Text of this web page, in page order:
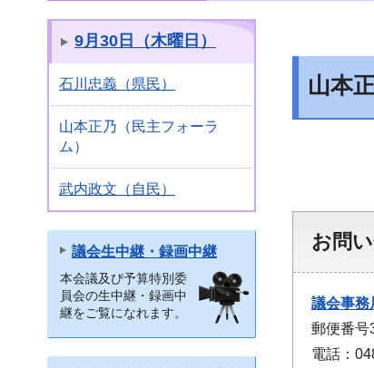
9月30日（木曜日）
石川忠義（県民）
山本正乃（民主フォーラ
ム）
武内政文（自民）
議会生中継・録画中継
本会議及び予算特別委
員会の生中継・録画中
継をご覧になれます。
山本
お問
議会事務
郵便番号
電話：